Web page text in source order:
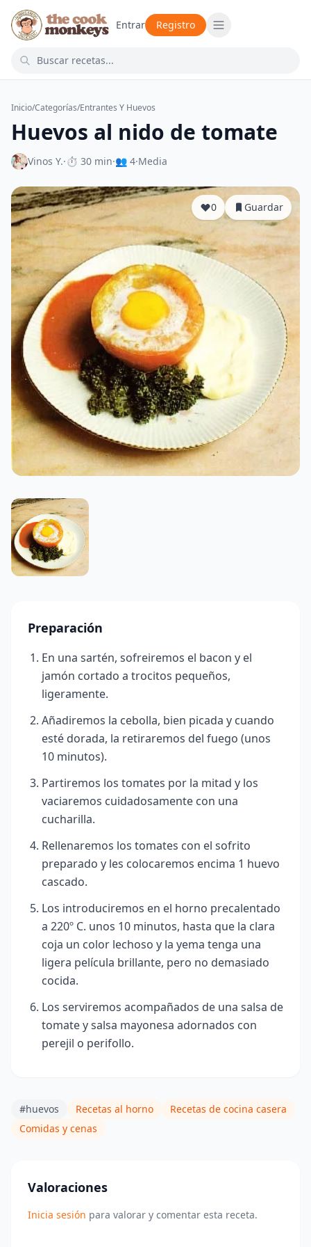
Entrar Registro
Inicio/Categorías/Entrantes Y Huevos
Huevos al nido de tomate
Vinos Y.·⏱ 30 min·👥 4·Media
0 Guardar
Preparación
En una sartén, sofreiremos el bacon y el
jamón cortado a trocitos pequeños,
ligeramente.
Añadiremos la cebolla, bien picada y cuando
esté dorada, la retiraremos del fuego (unos
10 minutos).
Partiremos los tomates por la mitad y los
vaciaremos cuidadosamente con una
cucharilla.
Rellenaremos los tomates con el sofrito
preparado y les colocaremos encima 1 huevo
cascado.
Los introduciremos en el horno precalentado
a 220º C. unos 10 minutos, hasta que la clara
coja un color lechoso y la yema tenga una
ligera película brillante, pero no demasiado
cocida.
Los serviremos acompañados de una salsa de
tomate y salsa mayonesa adornados con
perejil o perifollo.
#huevos Recetas al horno
Recetas de cocina casera
Comidas y cenas
Valoraciones
Inicia sesión para valorar y comentar esta receta.